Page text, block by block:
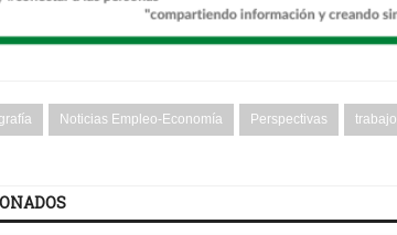
Noticias Empleo-Economía Perspectivas trabajo